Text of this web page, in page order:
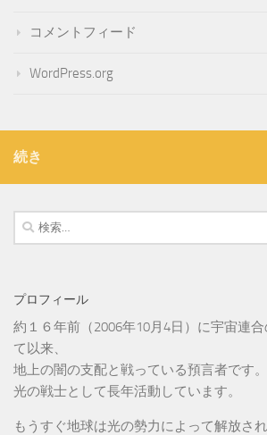
コメントフィード
WordPress.org
続き
検
索:
プロフィール
約１６年前（2006年10月4日）に宇宙連
て以来、
地上の闇の支配と戦っている預言者です。
光の戦士として長年活動しています。
もうすぐ地球は光の勢力によって解放され